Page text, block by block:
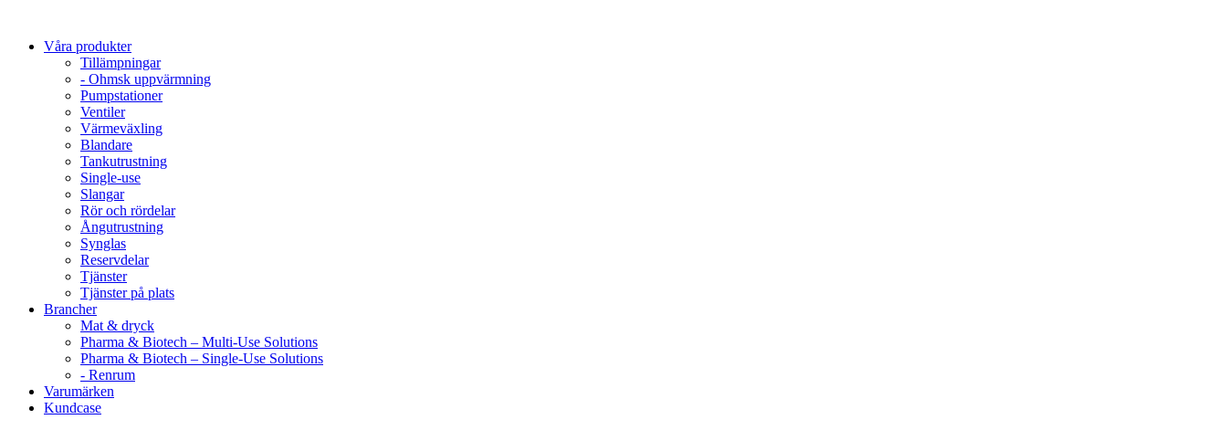
Våra produkter
Tillämpningar
- Ohmsk uppvärmning
Pumpstationer
Ventiler
Värmeväxling
Blandare
Tankutrustning
Single-use
Slangar
Rör och rördelar
Ångutrustning
Synglas
Reservdelar
Tjänster
Tjänster på plats
Brancher
Mat & dryck
Pharma & Biotech – Multi-Use Solutions
Pharma & Biotech – Single-Use Solutions
- Renrum
Varumärken
Kundcase